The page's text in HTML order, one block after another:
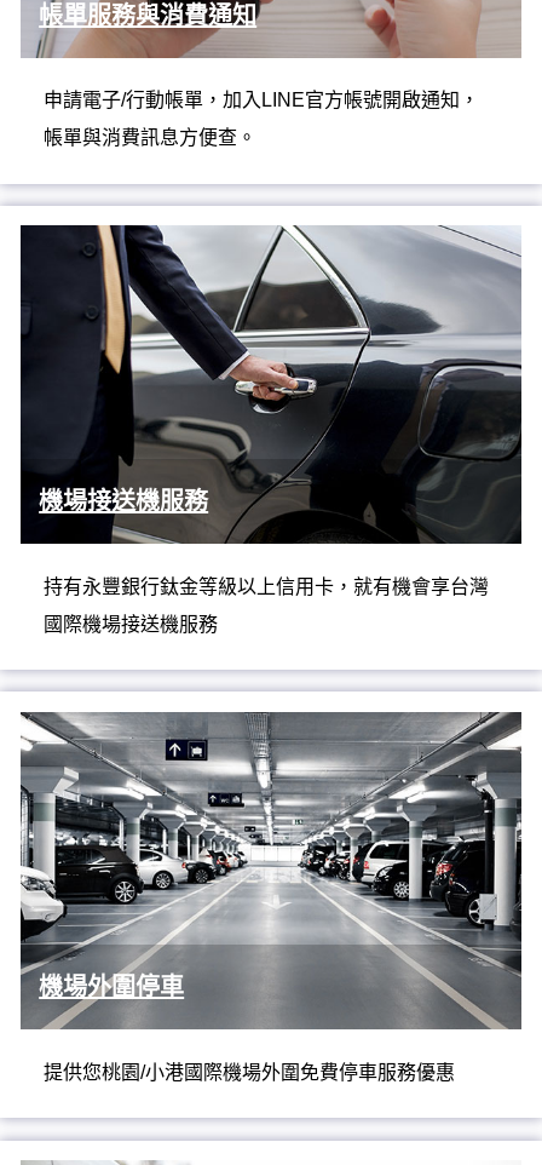
帳單服務與消費通知
申請電子/行動帳單，加入LINE官方帳號開啟通知，
帳單與消費訊息方便查。
機場接送機服務
持有永豐銀行鈦金等級以上信用卡，就有機會享台灣
國際機場接送機服務
機場外圍停車
提供您桃園/小港國際機場外圍免費停車服務優惠